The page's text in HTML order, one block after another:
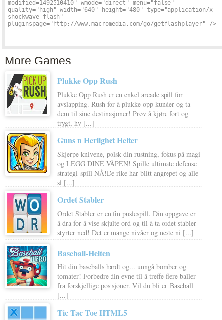
More Games
Plukke Opp Rush
Plukke Opp Rush er en enkel arcade spill for
avslapping. Rush for å plukke opp kunder og ta
dem til sine destinasjoner! Prøv å kjøre fort og
trygt, hv [...]
Guns n Herlighet Helter
Skjerpe knivene, polsk din rustning, fokus på magi
og LEGG DINE VÅPEN! Spille ultimate defense
strategi-spill NÅ!De rike har blitt angrepet og alle
sl [...]
Ordet Stabler
Ordet Stabler er en fin puslespill. Din oppgave er
å dra for å vise skjulte ord og til å ta ordet stabler
styrter ned! Det er mange nivåer og neste ni [...]
Baseball-Helten
Hit din baseballs hardt og... unngå bomber og
tomater! Forbedre din evne til å treffe flere baller
fra forskjellige posisjoner. Vil du bli en Baseball
[...]
Tic Tac Toe HTML5